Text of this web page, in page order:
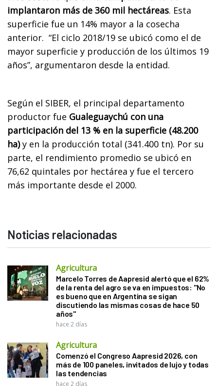
implantaron más de 360 mil hectáreas. Esta
superficie fue un 14% mayor a la cosecha
anterior. “El ciclo 2018/19 se ubicó como el de
mayor superficie y producción de los últimos 19
años”, argumentaron desde la entidad.
Según el SIBER, el principal departamento
productor fue Gualeguaychú con una
participación del 13 % en la superficie (48.200
ha)y en la producción total (341.400 tn). Por su
parte, el rendimiento promedio se ubicó en
76,62 quintales por hectárea y fue el tercero
más importante desde el 2000.
Noticias relacionadas
Agricultura
Marcelo Torres de Aapresid alertó que el 62%
de la renta del agro se va en impuestos: "No
es bueno que en Argentina se sigan
discutiendo las mismas cosas de hace 50
años"
hace 2 días
Agricultura
Comenzó el Congreso Aapresid 2026, con
más de 100 paneles, invitados de lujo y todas
las tendencias
hace 2 días